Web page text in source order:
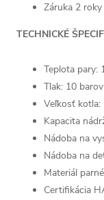
Záruka 2
TECHNICKÉ
Teplota pary:
Tlak: 10 barov
Veľkosť kotla:
Kapacita
Nádoba na
Nádoba na
Materiál
Certifikácia